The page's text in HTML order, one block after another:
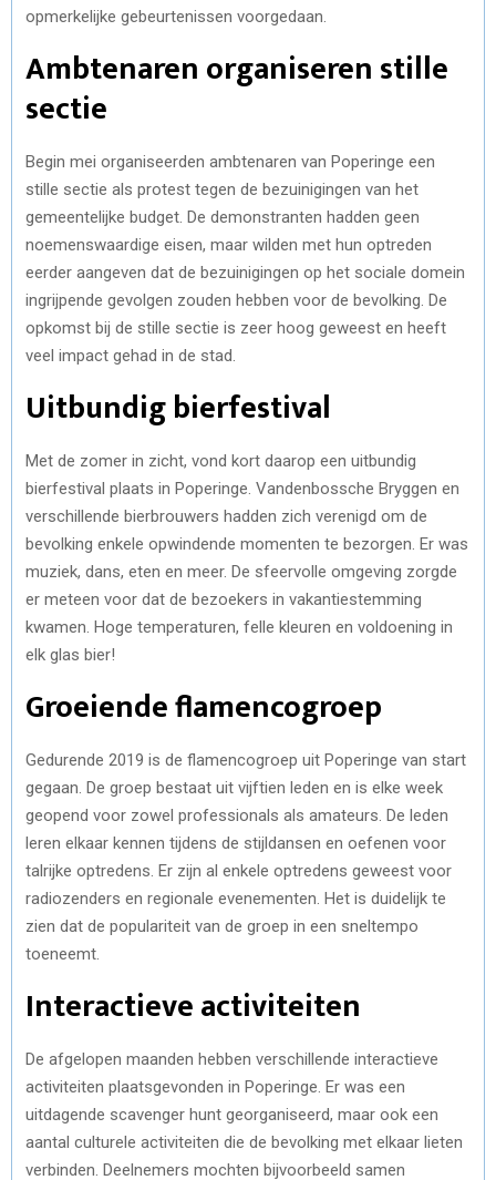
opmerkelijke gebeurtenissen voorgedaan.
Ambtenaren organiseren stille
sectie
Begin mei organiseerden ambtenaren van Poperinge een
stille sectie als protest tegen de bezuinigingen van het
gemeentelijke budget. De demonstranten hadden geen
noemenswaardige eisen, maar wilden met hun optreden
eerder aangeven dat de bezuinigingen op het sociale domein
ingrijpende gevolgen zouden hebben voor de bevolking. De
opkomst bij de stille sectie is zeer hoog geweest en heeft
veel impact gehad in de stad.
Uitbundig bierfestival
Met de zomer in zicht, vond kort daarop een uitbundig
bierfestival plaats in Poperinge. Vandenbossche Bryggen en
verschillende bierbrouwers hadden zich verenigd om de
bevolking enkele opwindende momenten te bezorgen. Er was
muziek, dans, eten en meer. De sfeervolle omgeving zorgde
er meteen voor dat de bezoekers in vakantiestemming
kwamen. Hoge temperaturen, felle kleuren en voldoening in
elk glas bier!
Groeiende flamencogroep
Gedurende 2019 is de flamencogroep uit Poperinge van start
gegaan. De groep bestaat uit vijftien leden en is elke week
geopend voor zowel professionals als amateurs. De leden
leren elkaar kennen tijdens de stijldansen en oefenen voor
talrijke optredens. Er zijn al enkele optredens geweest voor
radiozenders en regionale evenementen. Het is duidelijk te
zien dat de populariteit van de groep in een sneltempo
toeneemt.
Interactieve activiteiten
De afgelopen maanden hebben verschillende interactieve
activiteiten plaatsgevonden in Poperinge. Er was een
uitdagende scavenger hunt georganiseerd, maar ook een
aantal culturele activiteiten die de bevolking met elkaar lieten
verbinden. Deelnemers mochten bijvoorbeeld samen